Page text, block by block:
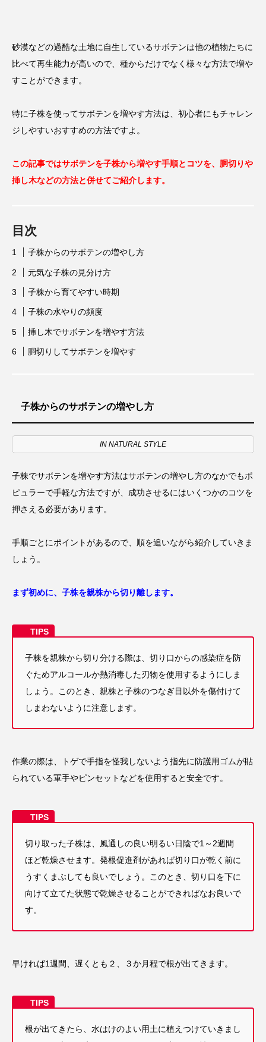
砂漠などの過酷な土地に自生しているサボテンは他の植物たちに
比べて再生能力が高いので、種からだけでなく様々な方法で増や
すことができます。
特に子株を使ってサボテンを増やす方法は、初心者にもチャレン
ジしやすいおすすめの方法ですよ。
この記事ではサボテンを子株から増やす手順とコツを、胴切りや
挿し木などの方法と併せてご紹介します。
目次
子株からのサボテンの増やし方
元気な子株の見分け方
子株から育てやすい時期
子株の水やりの頻度
挿し木でサボテンを増やす方法
胴切りしてサボテンを増やす
子株からのサボテンの増やし方
IN NATURAL STYLE
子株でサボテンを増やす方法はサボテンの増やし方のなかでもポ
ピュラーで手軽な方法ですが、成功させるにはいくつかのコツを
押さえる必要があります。
手順ごとにポイントがあるので、順を追いながら紹介していきま
しょう。
まず初めに、子株を親株から切り離します。
子株を親株から切り分ける際は、切り口からの感染症を防
ぐためアルコールか熱消毒した刃物を使用するようにしま
しょう。このとき、親株と子株のつなぎ目以外を傷付けて
しまわないように注意します。
作業の際は、トゲで手指を怪我しないよう指先に防護用ゴムが貼
られている軍手やピンセットなどを使用すると安全です。
切り取った子株は、風通しの良い明るい日陰で1～2週間
ほど乾燥させます。発根促進剤があれば切り口が乾く前に
うすくまぶしても良いでしょう。このとき、切り口を下に
向けて立てた状態で乾燥させることができればなお良いで
す。
早ければ1週間、遅くとも２、３か月程で根が出てきます。
根が出てきたら、水はけのよい用土に植えつけていきまし